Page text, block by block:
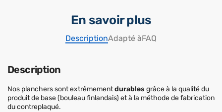
En savoir plus
DescriptionAdapté àFAQ
Description
Nos planchers sont extrêmementdurables grâce à la qualité du
produit de base (bouleau finlandais) et à la méthode de fabrication
du contreplaqué.